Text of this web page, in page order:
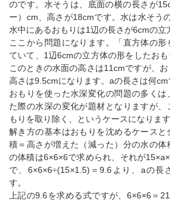
のです。水そうは、底面の横の長さが
ー）cm、高さが18cmです。水は水そう
水中にあるおもりは1辺の長さが6cmの立
ここから問題になります。「直方体の
ていて、1辺6cmの立方体の形をしたおも
このときの水面の高さは11cmですが、
高さは9.5cmになります。aの長さは何cm
おもりを使った水深変化の問題の多く
た際の水深の変化が題材となりますが
もりを取り除く、というケースになりま
解き方の基本はおもりを沈めるケース
積＝高さが増えた（減った）分の水の体
の体積は6×6×6で求められ、それが
で、6×6×6÷(15×1.5)＝9.6より、aの長
す。
上記の9.6を求める式ですが、6×6×6＝